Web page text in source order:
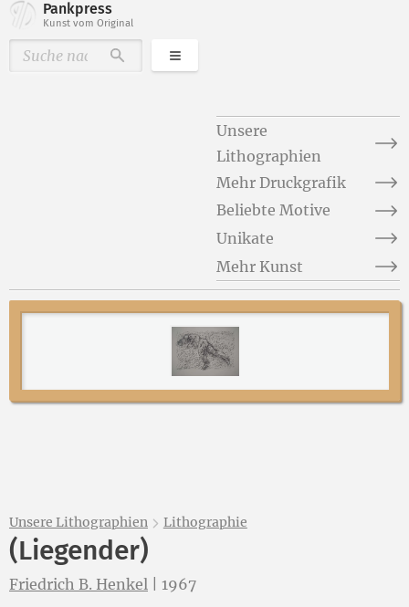
Pankpress
Kunst vom Original
DurchsuchenKategorien
Unsere
Lithographien
Mehr Druckgrafik
Beliebte Motive
Unikate
Mehr Kunst
Unsere Lithographien Lithographie
(Liegender)
Friedrich B. Henkel 1967